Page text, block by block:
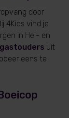
door
4Kids vind je
in Hei- en
uit
eens te